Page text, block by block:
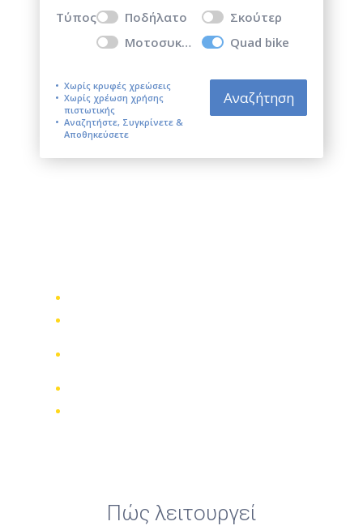
Τύπος Ποδήλατο
Σκούτερ
Μοτοσυκλέτα
Quad bike
Χωρίς κρυφές χρεώσεις
Χωρίς χρέωση χρήσης
πιστωτικής
Αναζητήστε, Συγκρίνετε &
Αποθηκεύσετε
Αναζήτηση
Πώς λειτουργεί